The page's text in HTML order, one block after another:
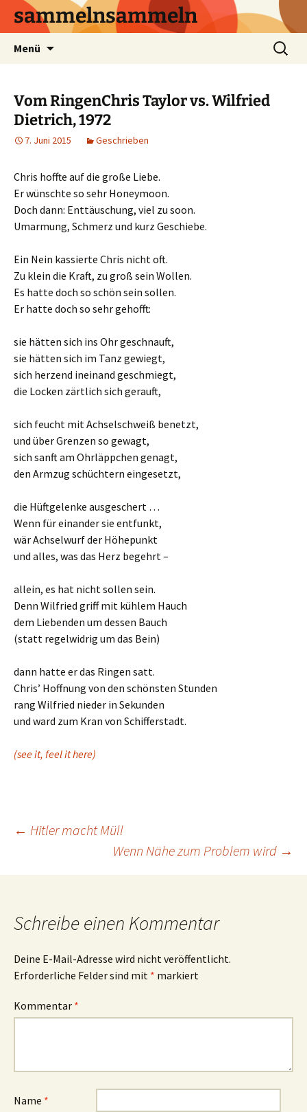
sammelnsammeln
Menü
Suchen
nach:
Vom RingenChris Taylor vs. Wilfried
Dietrich, 1972
7. Juni 2015 Geschrieben
Chris hoffte auf die große Liebe.
Er wünschte so sehr Honeymoon.
Doch dann: Enttäuschung, viel zu soon.
Umarmung, Schmerz und kurz Geschiebe.
Ein Nein kassierte Chris nicht oft.
Zu klein die Kraft, zu groß sein Wollen.
Es hatte doch so schön sein sollen.
Er hatte doch so sehr gehofft:
sie hätten sich ins Ohr geschnauft,
sie hätten sich im Tanz gewiegt,
sich herzend ineinand geschmiegt,
die Locken zärtlich sich gerauft,
sich feucht mit Achselschweiß benetzt,
und über Grenzen so gewagt,
sich sanft am Ohrläppchen genagt,
den Armzug schüchtern eingesetzt,
die Hüftgelenke ausgeschert …
Wenn für einander sie entfunkt,
wär Achselwurf der Höhepunkt
und alles, was das Herz begehrt –
allein, es hat nicht sollen sein.
Denn Wilfried griff mit kühlem Hauch
dem Liebenden um dessen Bauch
(statt regelwidrig um das Bein)
dann hatte er das Ringen satt.
Chris’ Hoffnung von den schönsten Stunden
rang Wilfried nieder in Sekunden
und ward zum Kran von Schifferstadt.
(see it, feel it here)
Beitrags-
Navigation
← Hitler macht Müll
Wenn Nähe zum Problem wird →
Schreibe einen Kommentar
Deine E-Mail-Adresse wird nicht veröffentlicht.
Erforderliche Felder sind mit * markiert
Kommentar *
Name *